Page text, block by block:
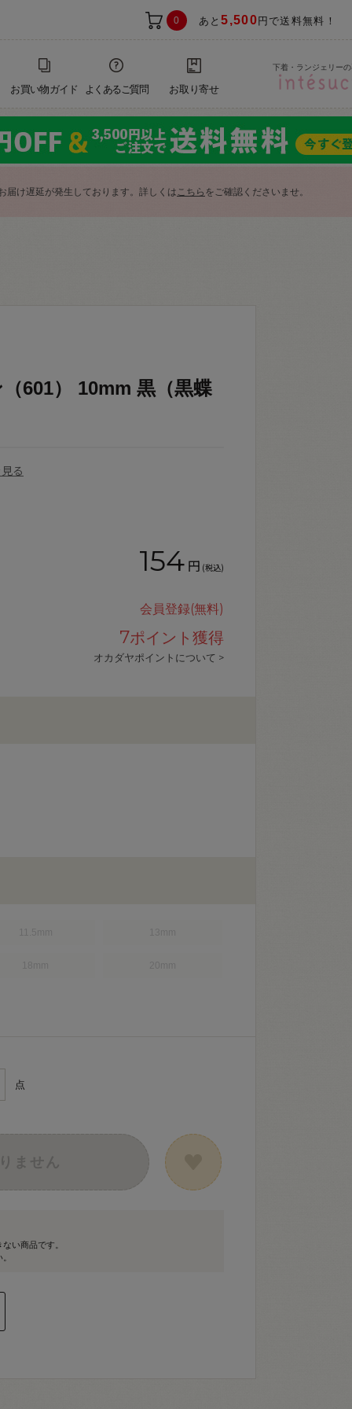
0 あと5,500 円で送料無料！
お買い物ガイド よくあるご質問 お取り寄せ
下着・ランジェリー
届け遅延が発生しております。詳しくはこちら をご確認くださいませ。
601） 10mm 黒（黒蝶
る
154 円 (税込)
会員登録(無料)
7ポイント獲得
オカダヤポイントについて >
点
い商品です。